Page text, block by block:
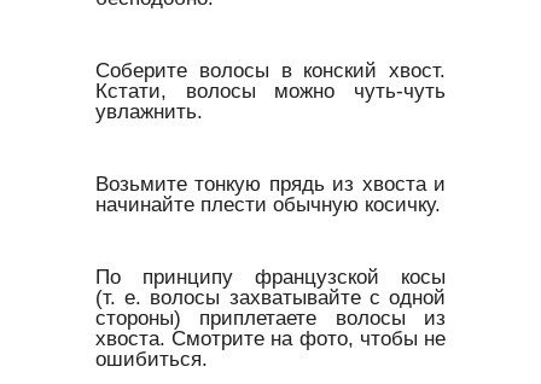
Соберите волосы в конский хвост.
Кстати, волосы можно чуть-чуть
увлажнить.
Возьмите тонкую прядь из хвоста и
начинайте плести обычную косичку.
По принципу французской косы
(т. е. волосы захватывайте с одной
стороны) приплетаете волосы из
хвоста. Смотрите на фото, чтобы не
ошибиться.